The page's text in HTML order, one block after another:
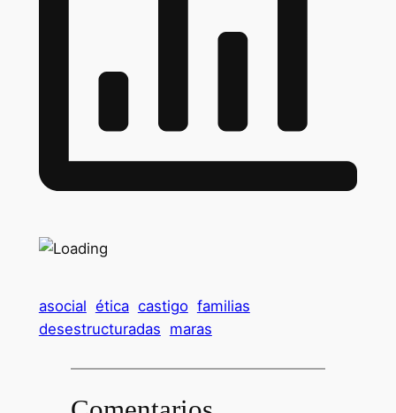
asocial ética castigo familias
desestructuradas maras